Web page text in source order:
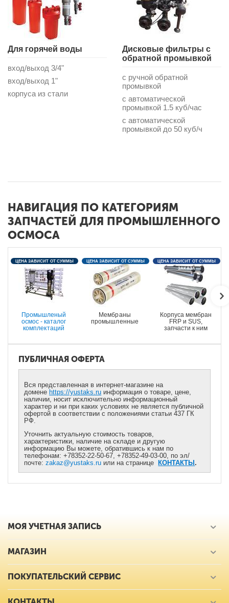
Для горячей воды
вход/выход 3/4"
вход/выход 1"
корпуса из стали
Дисковые фильтры с
обратной промывкой
с ручной обратной
промывкой
с автоматической
промывкой 1.5 куб/час
с автоматической
промывкой до 50 куб/ч
НАВИГАЦИЯ ПО КАТЕГОРИЯМ
ЗАПЧАСТЕЙ ДЛЯ ПРОМЫШЛЕННОГО
ОСМОСА
Промышленый
осмос - каталог
комплектаций
ЦЕНА ЗАВИСИТ ОТ СУММЫ
ЗАКАЗА
Мембраны
промышленные
ЦЕНА ЗАВИСИТ ОТ СУММЫ
ЗАКАЗА
Корпуса мембран
FRP и SUS,
запчасти к ним
ЦЕНА ЗАВИСИТ ОТ СУММЫ
ЗАКАЗА
ПУБЛИЧНАЯ ОФЕРТА
Вся представленная в интернет-магазине на
домене https://yustaks.ru информация о товаре, цене,
наличии, носит исключительно информационный
характер и ни при каких условиях не является публичной
офертой в соответствии с положениями статьи 437 ГК
РФ.
Уточнить актуальную стоимость товаров,
характеристики, наличие на складе и другую
информацию Вы можете, обратившись к нам по
телефонам: +78352-22-50-67, +78352-49-03-00, по эл/
почте:zakaz@yustaks.ru или на странице КОНТАКТЫ.
МОЯ УЧЕТНАЯ ЗАПИСЬ
МАГАЗИН
ПОКУПАТЕЛЬСКИЙ СЕРВИС